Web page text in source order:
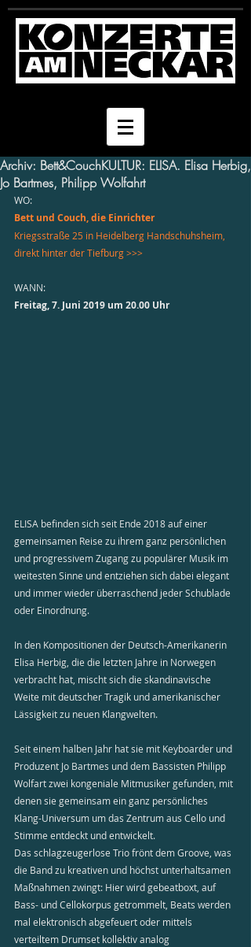
Archiv: Bett&CouchKULTUR: ELISA. Elisa Herbig,
Jo Bartmes, Philipp Wolfahrt
WO:
Bett und Couch, die Einrichter
Kriegsstraße 25 in Heidelberg Handschuhsheim,
direkt hinter der Tiefburg >>>
WANN:
Freitag, 7. Juni 2019 um 20.00 Uhr
ELISA befinden sich seit Ende 2018 auf einer
gemeinsamen Reise zu ihrem ganz persönlichen
und progressivem Zugang zu populärer Musik im
weitesten Sinne und entziehen sich dabei elegant
und immer wieder überraschend jeder Schublade
oder Einordnung.
In den Kompositionen der Deutsch-Amerikanerin
Elisa Herbig, die die letzten Jahre in Norwegen
verbracht hat, mischt sich die skandinavische
Weite mit deutscher Tragik und amerikanischer
Lässigkeit zu neuen Klangwelten.
Seit einem halben Jahr hat sie mit Keyboarder und
Produzent Jo Bartmes und dem Bassisten Philipp
Wolfart zwei kongeniale Mitmusiker gefunden, mit
denen sie gemeinsam ein ganz persönliches
Klang-Universum um das Zentrum aus Cello und
Stimme entdeckt und entwickelt.
Das schlagzeugerlose Trio frönt dem Groove, was
die Band zu kreativen und höchst unterhaltsamen
Maßnahmen zwingt: Hier wird gebeatboxt, auf
Bass- und Cellokorpus getrommelt, Beats werden
mal elektronisch abgefeuert oder mittels
verteiltem Drumset kollektiv analog